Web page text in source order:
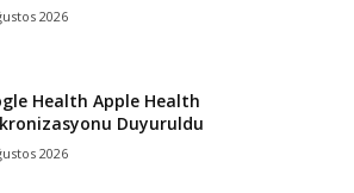
2026
Health Apple Health
Duyuruldu
2026